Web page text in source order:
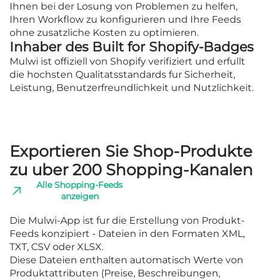
Ihnen bei der Losung von Problemen zu helfen,
Ihren Workflow zu konfigurieren und Ihre Feeds
ohne zusatzliche Kosten zu optimieren.
Inhaber des Built for Shopify-Badges
Mulwi ist offiziell von Shopify verifiziert und erfullt
die hochsten Qualitatsstandards fur Sicherheit,
Leistung, Benutzerfreundlichkeit und Nutzlichkeit.
Exportieren Sie Shop-Produkte
zu uber 200 Shopping-Kanalen
Alle Shopping-Feeds
anzeigen
Die Mulwi-App ist fur die Erstellung von Produkt-
Feeds konzipiert - Dateien in den Formaten XML,
TXT, CSV oder XLSX.
Diese Dateien enthalten automatisch Werte von
Produktattributen (Preise, Beschreibungen,